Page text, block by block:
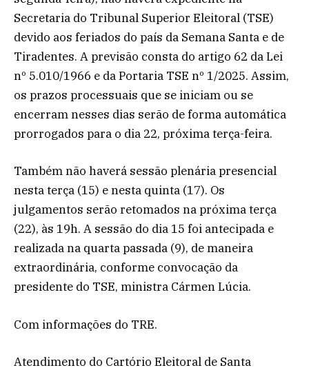
Secretaria do Tribunal Superior Eleitoral (TSE)
devido aos feriados do país da Semana Santa e de
Tiradentes. A previsão consta do artigo 62 da Lei
nº 5.010/1966 e da Portaria TSE nº 1/2025. Assim,
os prazos processuais que se iniciam ou se
encerram nesses dias serão de forma automática
prorrogados para o dia 22, próxima terça-feira.
Também não haverá sessão plenária presencial
nesta terça (15) e nesta quinta (17). Os
julgamentos serão retomados na próxima terça
(22), às 19h. A sessão do dia 15 foi antecipada e
realizada na quarta passada (9), de maneira
extraordinária, conforme convocação da
presidente do TSE, ministra Cármen Lúcia.
Com informações do TRE.
Atendimento do Cartório Eleitoral de Santa